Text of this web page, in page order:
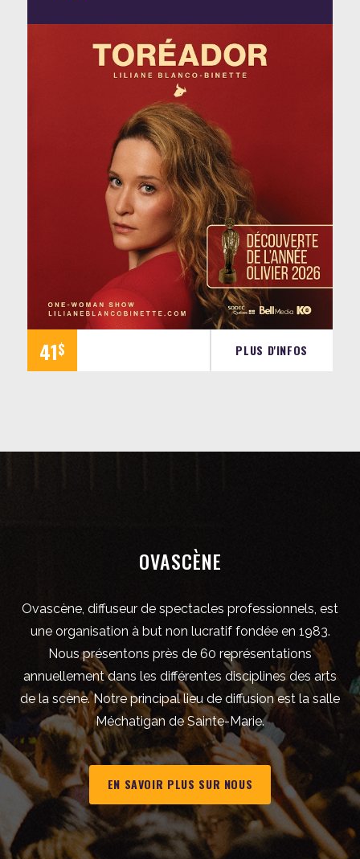
41$ PLUS D'INFOS
OVASCÈNE
Ovascène, diffuseur de spectacles professionnels, est
une organisation à but non lucratif fondée en 1983.
Nous présentons près de 60 représentations
annuellement dans les différentes disciplines des arts
de la scène. Notre principal lieu de diffusion est la salle
Méchatigan de Sainte-Marie.
EN SAVOIR PLUS SUR NOUS